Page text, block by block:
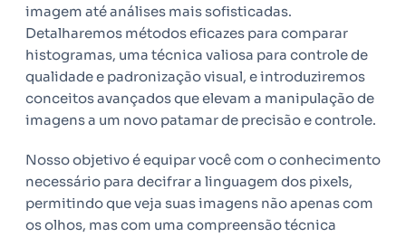
imagem até análises mais sofisticadas.
Detalharemos métodos eficazes para comparar
histogramas, uma técnica valiosa para controle de
qualidade e padronização visual, e introduziremos
conceitos avançados que elevam a manipulação de
imagens a um novo patamar de precisão e controle.
Nosso objetivo é equipar você com o conhecimento
necessário para decifrar a linguagem dos pixels,
permitindo que veja suas imagens não apenas com
os olhos, mas com uma compreensão técnica